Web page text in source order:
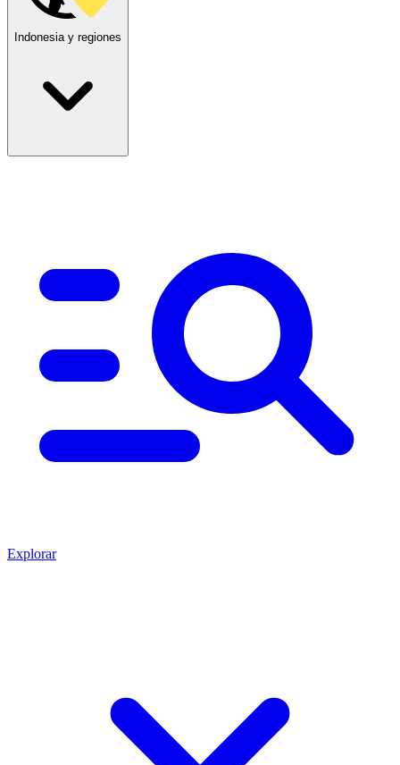
Indonesia y regiones
Explorar